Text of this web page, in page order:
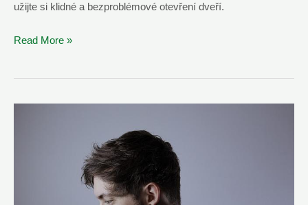
užijte si klidné a bezproblémové otevření dveří.
Otevření
Dveří
Read More »